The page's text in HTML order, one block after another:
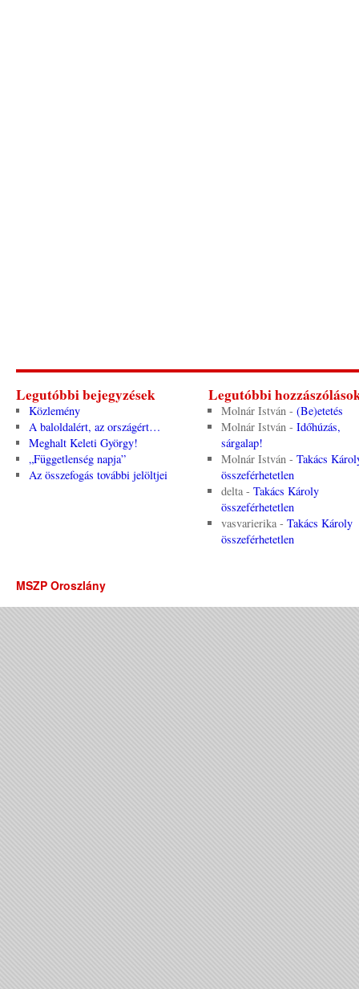
Legutóbbi bejegyzések
Közlemény
A baloldalért, az országért…
Meghalt Keleti György!
„Függetlenség napja”
Az összefogás további jelöltjei
Legutóbbi
Molnár István- (Be)etetés
Molnár István- Időhúzás,
sárgalap!
Molnár István- Takács
összeférhetetlen
delta- Takács Károly
összeférhetetlen
vasvarierika- Takács Károly
összeférhetetlen
MSZP Oroszlány